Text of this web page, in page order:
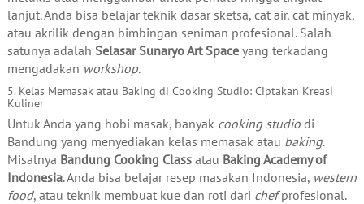
lanjut. Anda bisa belajar teknik dasar sketsa, cat air, cat minyak,
atau akrilik dengan bimbingan seniman profesional. Salah
satunya adalah Selasar Sunaryo Art Spaceyang terkadang
mengadakan workshop.
5. Kelas Memasak atau Baking di Cooking Studio: Ciptakan Kreasi
Kuliner
Untuk Anda yang hobi masak, banyak cooking studiodi
Bandung yang menyediakan kelas memasak atau baking.
Misalnya Bandung Cooking Classatau Baking Academy of
Indonesia. Anda bisa belajar resep masakan Indonesia, western
food, atau teknik membuat kue dan roti dari chefprofesional.